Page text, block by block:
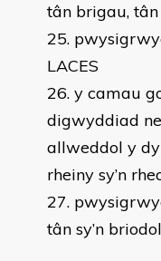
tân brigau,
LACES
y camau
digwyddiad
allweddol y
rheiny sy’n
tân sy’n